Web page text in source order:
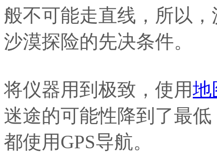
般不可能走直线，所以
沙漠探险的先决条件。
将仪器用到极致，使用地
迷途的可能性降到了最
都使用GPS导航。